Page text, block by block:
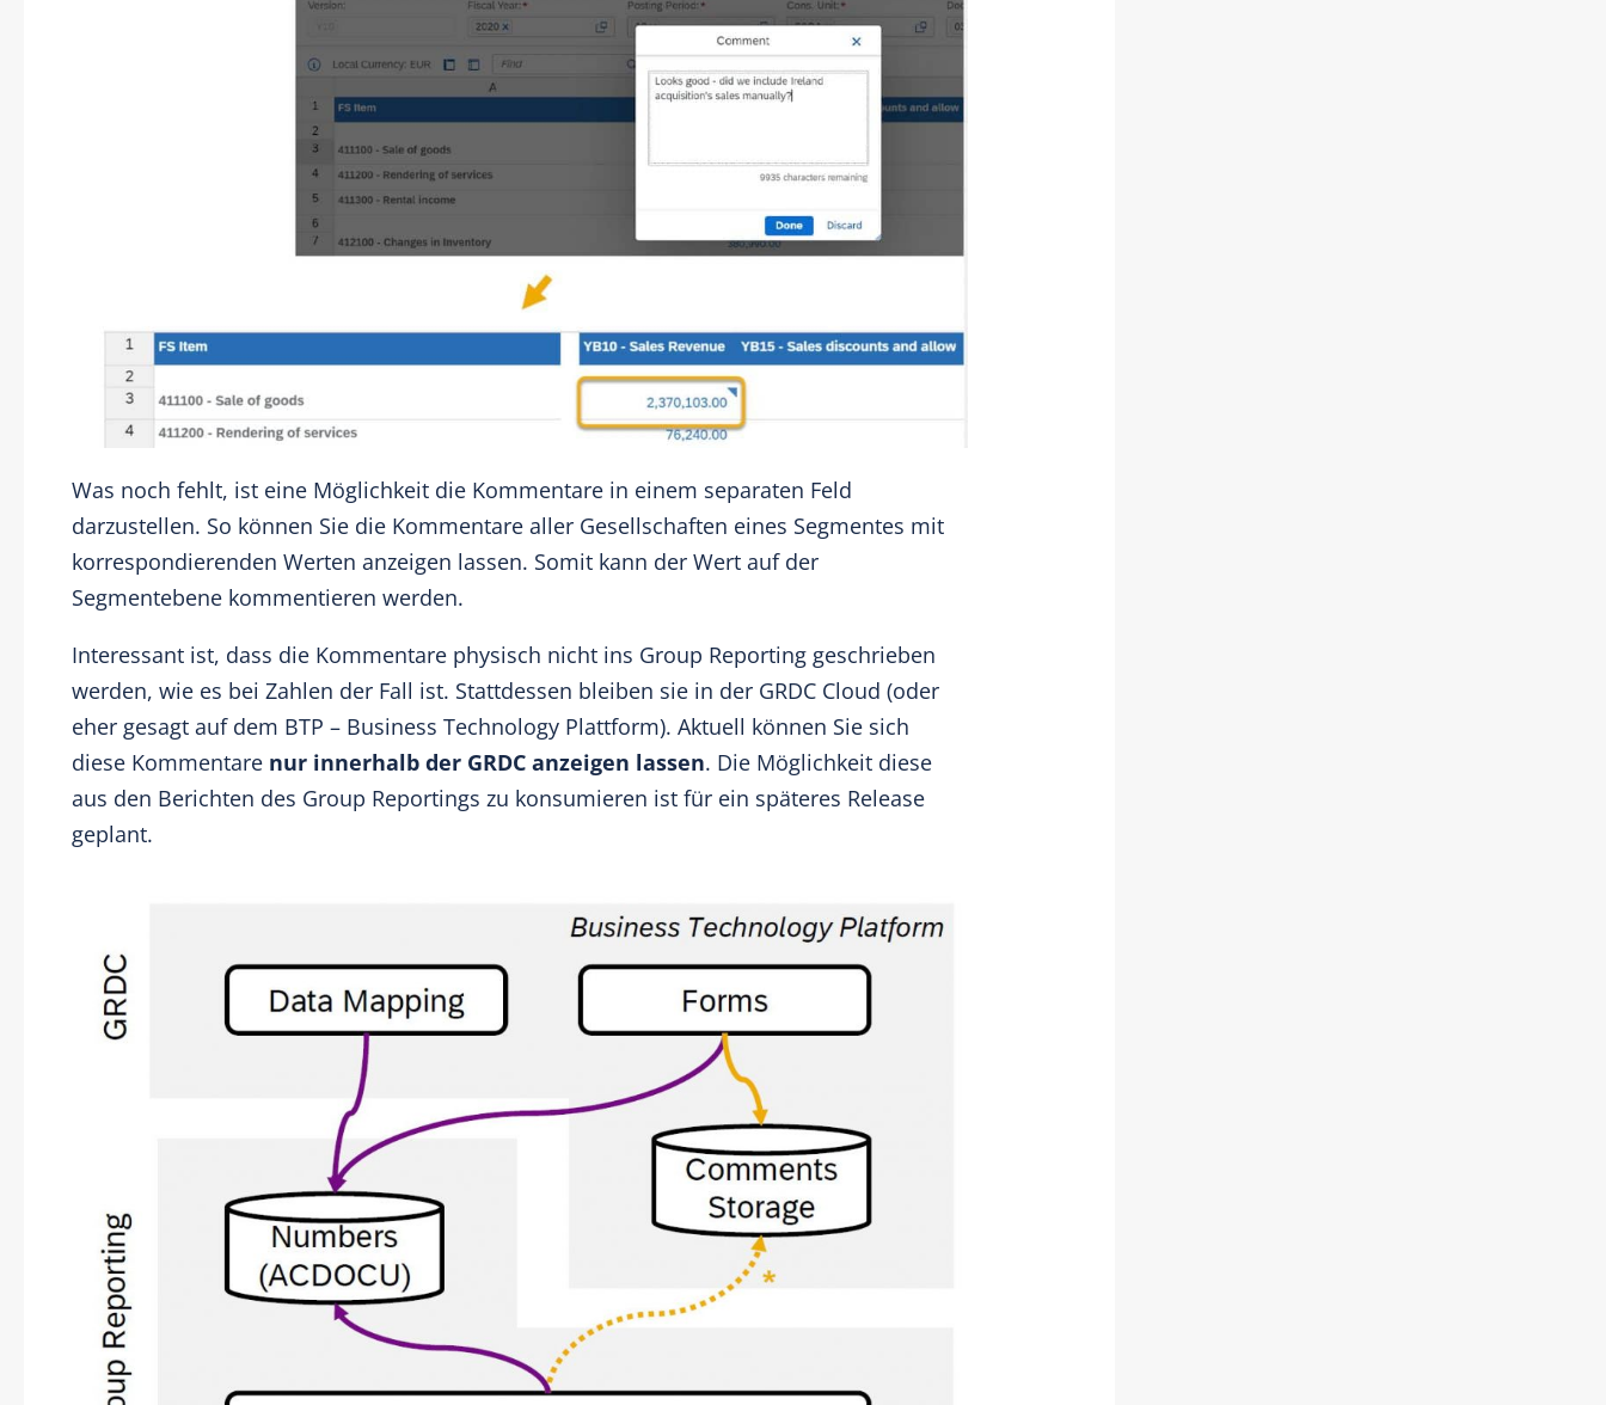
Was noch fehlt, ist eine Möglichkeit die Kommentare in einem separaten Feld
darzustellen. So können Sie die Kommentare aller Gesellschaften eines Segmentes mit
korrespondierenden Werten anzeigen lassen. Somit kann der Wert auf der
Segmentebene kommentieren werden.
Interessant ist, dass die Kommentare physisch nicht ins Group Reporting geschrieben
werden, wie es bei Zahlen der Fall ist. Stattdessen bleiben sie in der GRDC Cloud (oder
eher gesagt auf dem BTP – Business Technology Plattform). Aktuell können Sie sich
diese Kommentare nur innerhalb der GRDC anzeigen lassen. Die Möglichkeit diese
aus den Berichten des Group Reportings zu konsumieren ist für ein späteres Release
geplant.